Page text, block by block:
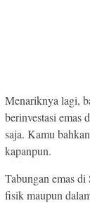
Menariknya lagi,
berinvestasi emas
saja. Kamu
kapanpun.
Tabungan emas
fisik maupun